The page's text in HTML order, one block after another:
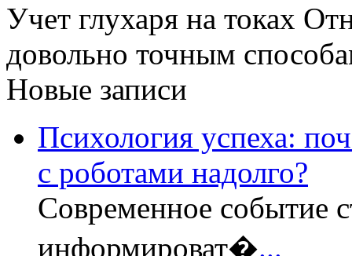
Учет глухаря на токах
довольно точным
Новые записи
Психология успеха:
с роботами надолго?
Современное событие
информироват�...